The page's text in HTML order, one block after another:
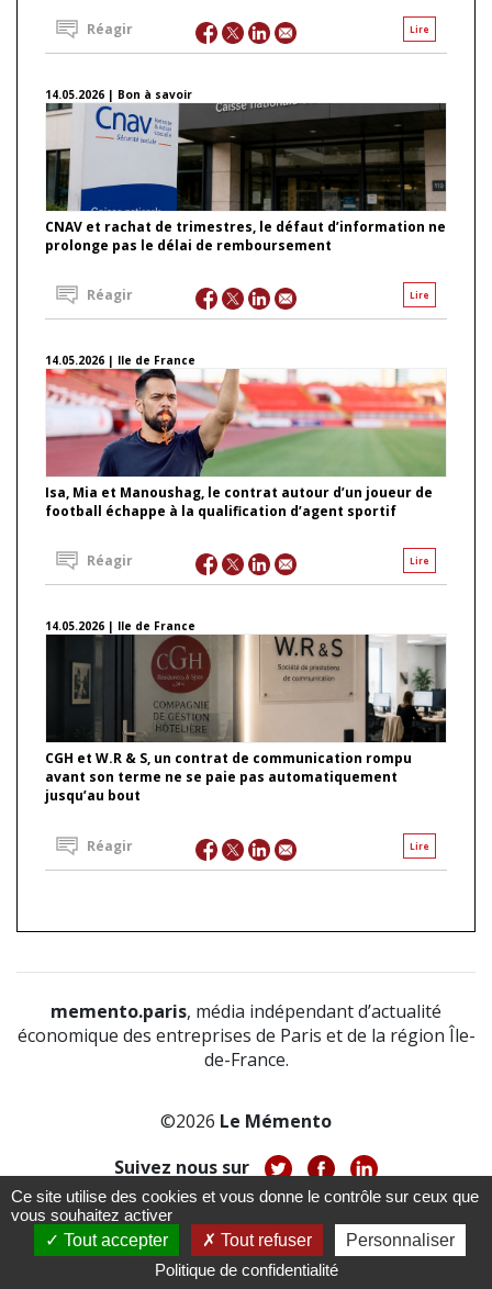
Lire
Réagir
14.05.2026 | Bon à savoir
CNAV et rachat de trimestres, le défaut d’information ne
prolonge pas le délai de remboursement
Lire
Réagir
14.05.2026 | Ile de France
Isa, Mia et Manoushag, le contrat autour d’un joueur de
football échappe à la qualification d’agent sportif
Lire
Réagir
14.05.2026 | Ile de France
CGH et W.R & S, un contrat de communication rompu
avant son terme ne se paie pas automatiquement
jusqu’au bout
Lire
Réagir
memento.paris, média indépendant d’actualité
économique des entreprises de Paris et de la région Île-
de-France.
©2026 Le Mémento
Suivez nous sur
À propos-Notice légale
CGV-CGU
Ce site utilise des cookies et vous donne le contrôle sur ceux que
vous souhaitez activer
Tout accepter
Tout refuser
Personnaliser
Politique de confidentialité